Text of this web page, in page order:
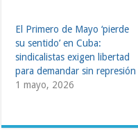
El Primero de Mayo ‘pierde
su sentido’ en Cuba:
sindicalistas exigen libertad
para demandar sin represión
1 mayo, 2026